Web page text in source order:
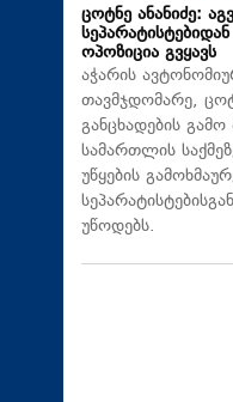
ცოტნე ანანიძე:
ოპოზიცია გვყავს
აჭარის
თავმჯდომარე,
განცხადების
სამართლის
უწყების
უწოდებს.